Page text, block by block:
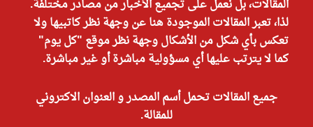
المقالات، بل نعمل على تجميع الأخبار من مصادر مختلفة.
لذا، تعبر المقالات الموجودة هنا عن وجهة نظر كاتبيها ولا
تعكس بأي شكل من الأشكال وجهة نظر موقع "كل يوم"
كما لا يترتب عليها أي مسؤولية مباشرة أو غير مباشرة.
جميع المقالات تحمل أسم المصدر و العنوان الاكتروني
للمقالة.